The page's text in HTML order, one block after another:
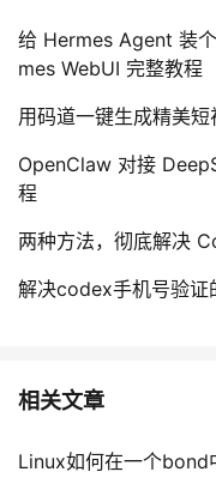
给 Hermes Agent 装
mes WebUI 完整教程
用码道一键生成精美短
OpenClaw 对接
程
两种方法，彻底解决
解决codex手机号验证
相关文章
Linux如何在一个bond